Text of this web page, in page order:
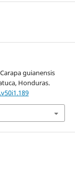
guianensis
Honduras.